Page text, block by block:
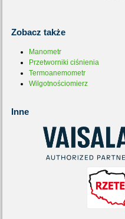
Zobacz także
Manometr
Przetworniki ciśnienia
Termoanemometr
Wilgotnościomierz
Inne